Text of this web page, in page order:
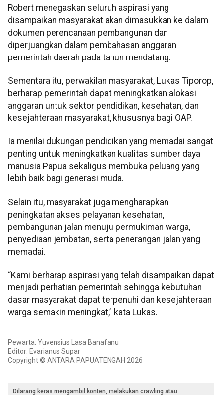
Robert menegaskan seluruh aspirasi yang
disampaikan masyarakat akan dimasukkan ke dalam
dokumen perencanaan pembangunan dan
diperjuangkan dalam pembahasan anggaran
pemerintah daerah pada tahun mendatang.
Sementara itu, perwakilan masyarakat, Lukas Tiporop,
berharap pemerintah dapat meningkatkan alokasi
anggaran untuk sektor pendidikan, kesehatan, dan
kesejahteraan masyarakat, khususnya bagi OAP.
Ia menilai dukungan pendidikan yang memadai sangat
penting untuk meningkatkan kualitas sumber daya
manusia Papua sekaligus membuka peluang yang
lebih baik bagi generasi muda.
Selain itu, masyarakat juga mengharapkan
peningkatan akses pelayanan kesehatan,
pembangunan jalan menuju permukiman warga,
penyediaan jembatan, serta penerangan jalan yang
memadai.
“Kami berharap aspirasi yang telah disampaikan dapat
menjadi perhatian pemerintah sehingga kebutuhan
dasar masyarakat dapat terpenuhi dan kesejahteraan
warga semakin meningkat,” kata Lukas.
Pewarta: Yuvensius Lasa Banafanu
Editor: Evarianus Supar
Copyright © ANTARA PAPUATENGAH 2026
Dilarang keras mengambil konten, melakukan crawling atau